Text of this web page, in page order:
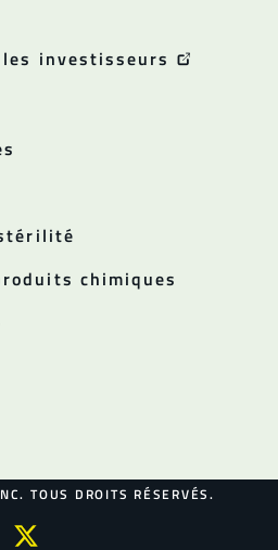
investisseurs
chimiques
TOUS DROITS RÉSERVÉS.